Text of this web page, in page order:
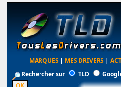
MARQUES | MES DRIVERS |
Rechercher sur
TLD